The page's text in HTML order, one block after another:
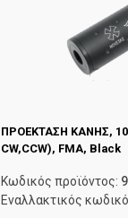
ΠΡΟΕΚΤΑΣΗ ΚΑΝΗΣ,
CW,CCW), FMA, Black
Κωδικός προϊόντος:
Εναλλακτικός